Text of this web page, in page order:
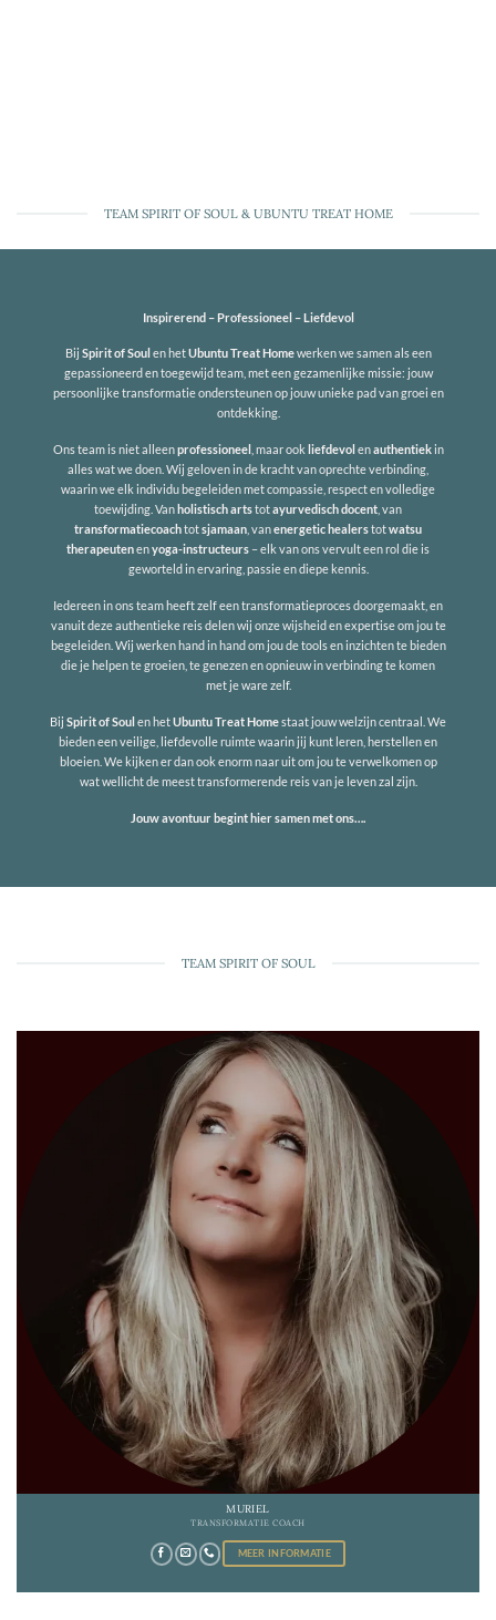
TEAM SPIRIT OF SOUL & UBUNTU TREAT HOME
Inspirerend – Professioneel – Liefdevol
Bij Spirit of Soul en hetUbuntu Treat Homewerken we samen als een
gepassioneerd en toegewijd team, met een gezamenlijke missie: jouw
persoonlijke transformatie ondersteunen op jouw unieke pad van groei en
ontdekking.
Ons team is niet alleenprofessioneel , maar ook liefdevol enauthentiekin
alles wat we doen. Wij geloven in de kracht van oprechte verbinding,
waarin we elk individu begeleiden met compassie, respect en volledige
toewijding. Van holistisch artstotayurvedisch docent , van
transformatiecoachtotsjamaan , vanenergetic healerstotwatsu
therapeutenenyoga-instructeurs – elk van ons vervult een rol die is
geworteld in ervaring, passie en diepe kennis.
Iedereen in ons team heeft zelf een transformatieproces doorgemaakt, en
vanuit deze authentieke reis delen wij onze wijsheid en expertise om jou te
begeleiden. Wij werken hand in hand om jou de tools en inzichten te bieden
die je helpen te groeien, te genezen en opnieuw in verbinding te komen
met je ware zelf.
Bij Spirit of Soulen hetUbuntu Treat Homestaat jouw welzijn centraal. We
bieden een veilige, liefdevolle ruimte waarin jij kunt leren, herstellen en
bloeien. We kijken er dan ook enorm naar uit om jou te verwelkomen op
wat wellicht de meest transformerende reis van je leven zal zijn.
Jouw avontuur begint hier samen met ons….
TEAM SPIRIT OF SOUL
MURIEL
TRANSFORMATIE COACH
MEER INFORMATIE